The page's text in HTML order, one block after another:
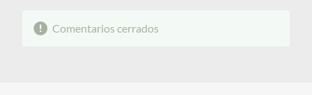
Comentarios cerrados